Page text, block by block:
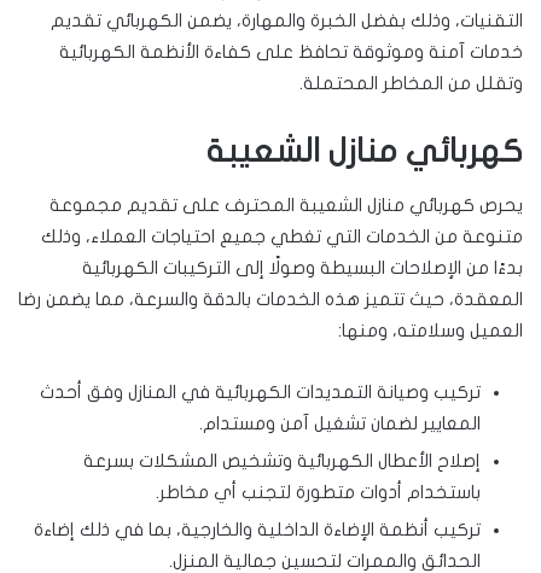
التقنيات، وذلك بفضل الخبرة والمهارة، يضمن الكهربائي تقديم
خدمات آمنة وموثوقة تحافظ على كفاءة الأنظمة الكهربائية
وتقلل من المخاطر المحتملة.
كهربائي منازل الشعيبة
يحرص كهربائي منازل الشعيبة المحترف على تقديم مجموعة
متنوعة من الخدمات التي تغطي جميع احتياجات العملاء، وذلك
بدءًا من الإصلاحات البسيطة وصولًا إلى التركيبات الكهربائية
المعقدة، حيث تتميز هذه الخدمات بالدقة والسرعة، مما يضمن رضا
العميل وسلامته، ومنها:
تركيب وصيانة التمديدات الكهربائية في المنازل وفق أحدث
المعايير لضمان تشغيل آمن ومستدام.
إصلاح الأعطال الكهربائية وتشخيص المشكلات بسرعة
باستخدام أدوات متطورة لتجنب أي مخاطر.
تركيب أنظمة الإضاءة الداخلية والخارجية، بما في ذلك إضاءة
الحدائق والممرات لتحسين جمالية المنزل.